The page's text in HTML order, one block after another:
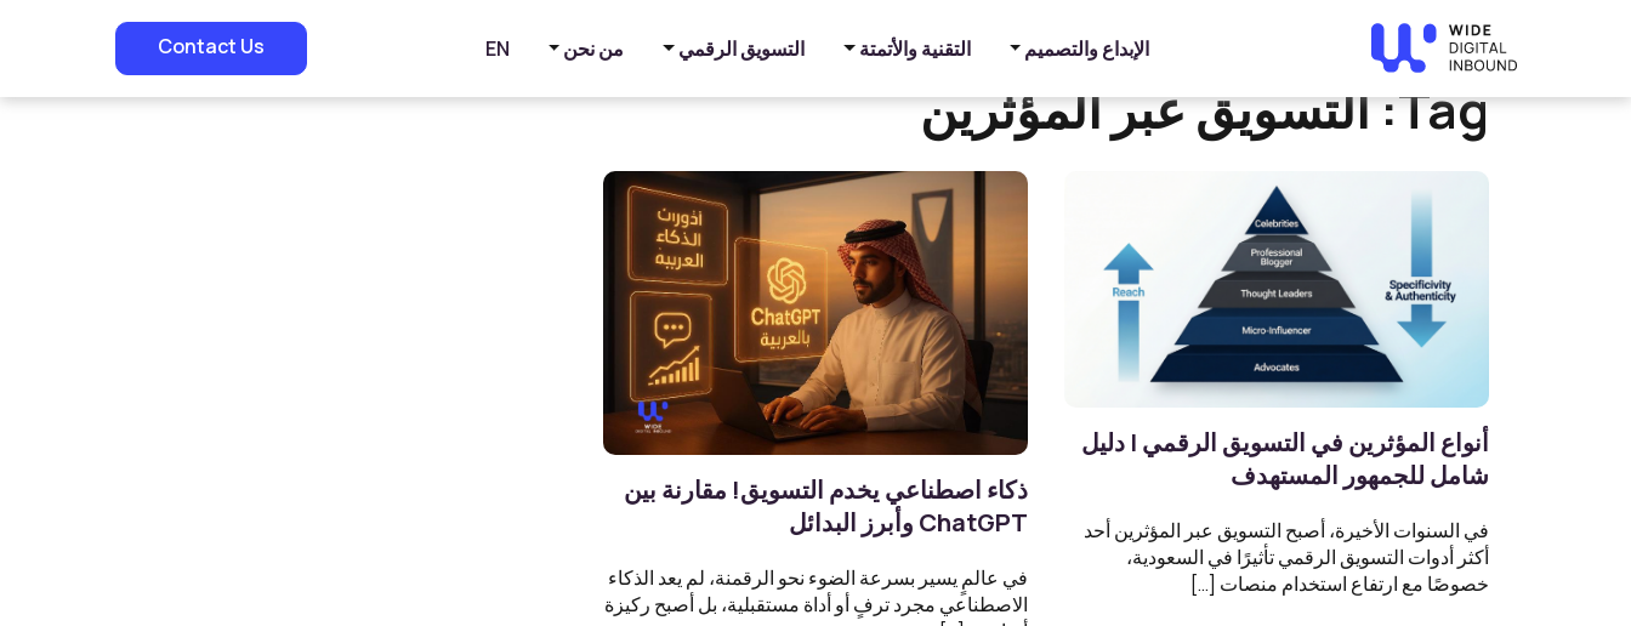
الإبداع والتصميم التقنية والأتمتة التسويق الرقمي من نحن EN
Contact Us Home
» التسويق عبر المؤثرين
Tag: التسويق عبر المؤثرين
أنواع المؤثرين في التسويق الرقمي | دليل
شامل للجمهور المستهدف
في السنوات الأخيرة، أصبح التسويق عبر المؤثرين أحد
أكثر أدوات التسويق الرقمي تأثيرًا في السعودية،
خصوصًا مع ارتفاع استخدام منصات […]
ذكاء اصطناعي يخدم التسويق! مقارنة بين
ChatGPT وأبرز البدائل
في عالمٍ يسير بسرعة الضوء نحو الرقمنة، لم يعد الذكاء
الاصطناعي مجرد ترفٍ أو أداة مستقبلية، بل أصبح ركيزة